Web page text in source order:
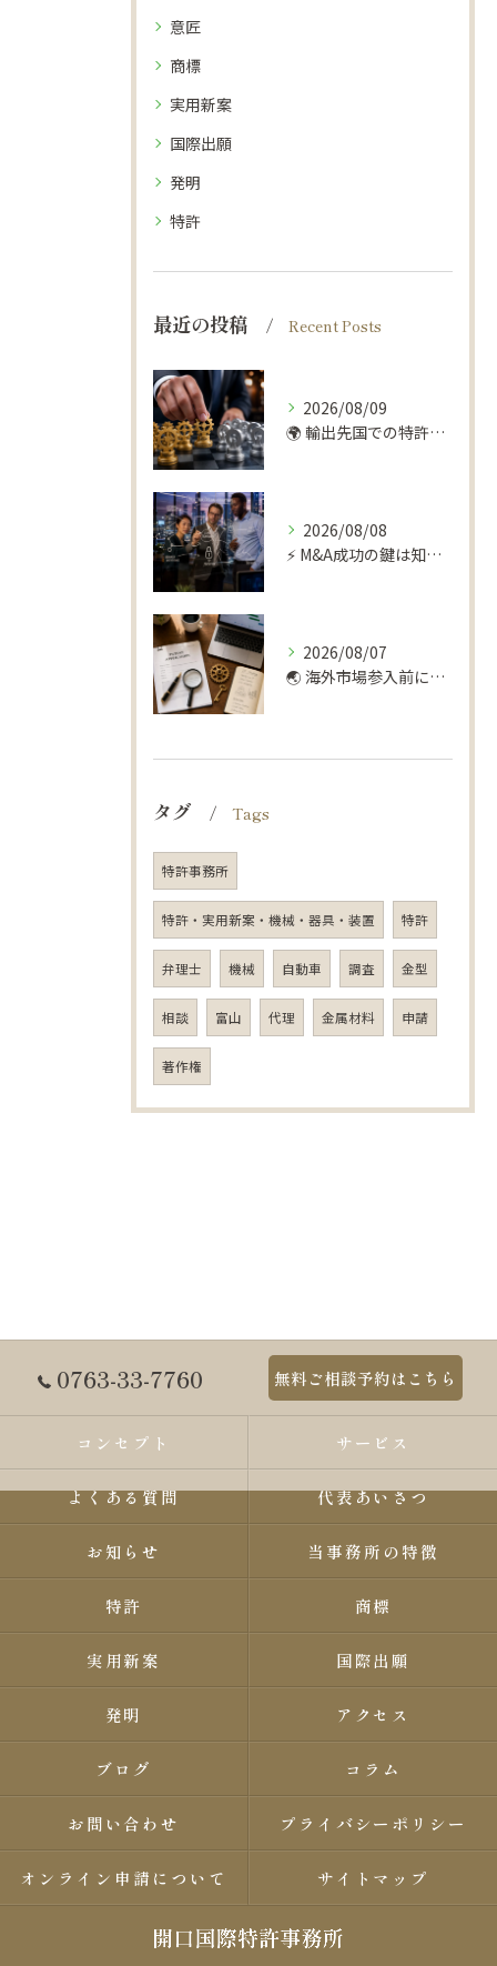
意匠
商標
実用新案
国際出願
発明
特許
最近の投稿 Recent Posts
2026/08/09
🌍 輸出先国での特許トラブル、回避できます！🛡️
2026/08/08
⚡️ M&A成功の鍵は知財デューデリにあり！📊
2026/08/07
🌏 海外市場参入前に！弁理士が勧める知財デューデリ 🔍
タグ Tags
特許事務所
特許・実用新案・機械・器具・装置 特許
弁理士 機械 自動車 調査 金型
相談 富山 代理 金属材料 申請
著作権
0763-33-7760 無料ご相談予約はこちら
コンセプト サービス
よくある質問 代表あいさつ
お知らせ 当事務所の特徴
特許 商標
実用新案 国際出願
発明 アクセス
ブログ コラム
お問い合わせ プライバシーポリシー
オンライン申請について サイトマップ